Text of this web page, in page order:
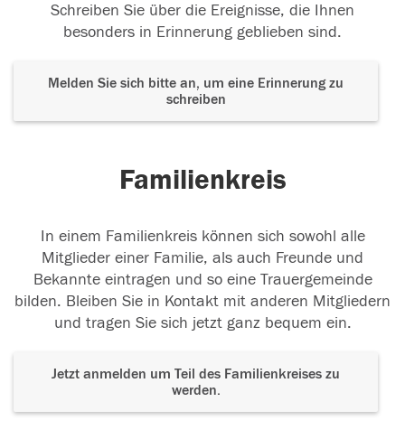
Schreiben Sie über die Ereignisse, die Ihnen
besonders in Erinnerung geblieben sind.
Melden Sie sich bitte an, um eine Erinnerung zu
schreiben
Familienkreis
In einem Familienkreis können sich sowohl alle
Mitglieder einer Familie, als auch Freunde und
Bekannte eintragen und so eine Trauergemeinde
bilden. Bleiben Sie in Kontakt mit anderen Mitgliedern
und tragen Sie sich jetzt ganz bequem ein.
Jetzt anmelden um Teil des Familienkreises zu
werden.